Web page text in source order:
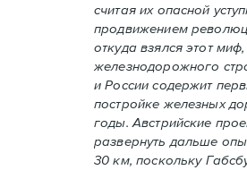
считая их опасной
продвижением
откуда взялся этот
железнодорожного
и России содержит
постройке железных
годы. Австрийские
развернуть дальше
30 км, поскольку